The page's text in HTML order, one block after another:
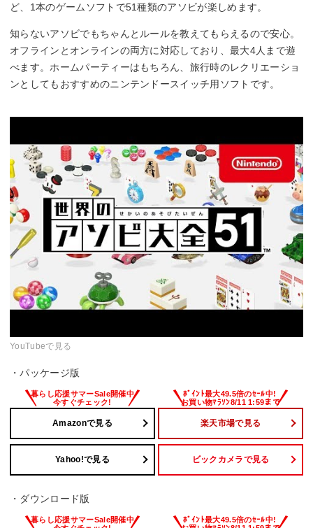
ど、1本のゲームソフトで51種類のアソビが楽しめます。
知らないアソビでもちゃんとルールを教えてもらえるので安心。
オフラインとオンラインの両方に対応しており、最大4人まで遊
べます。ホームパーティーはもちろん、旅行時のレクリエーショ
ンとしてもおすすめのニンテンドースイッチ用ソフトです。
YouTubeで見る
・パッケージ版
Amazonで見る 楽天市場で見る
Yahoo!で見る ビックカメラで見る
・ダウンロード版